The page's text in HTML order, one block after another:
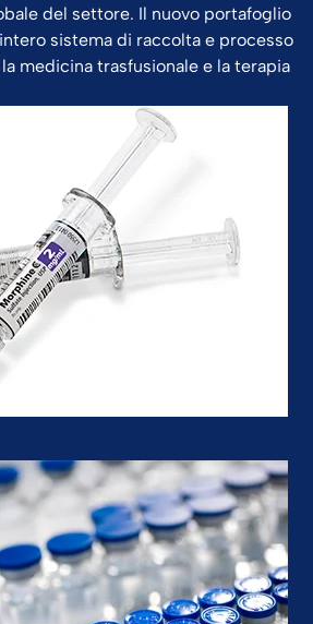
del settore. Il nuovo portafoglio
sistema di raccolta e processo
medicina trasfusionale e la terapia